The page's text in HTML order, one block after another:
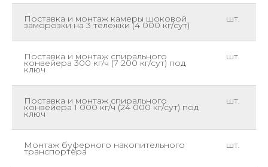
Поставка и монтаж камеры шоковой
заморозки на 3 тележки (4 000 кг/сут)
шт.
Поставка и монтаж спирального
конвейера 300 кг/ч (7 200 кг/сут) под
ключ
шт.
Поставка и монтаж спирального
конвейера 1 000 кг/ч (24 000 кг/сут) под
ключ
шт.
Монтаж буферного накопительного
транспортёра
шт.